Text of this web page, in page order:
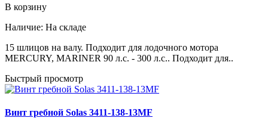
В корзину
Наличие: На складе
15 шлицов на валу. Подходит для лодочного мотора
MERCURY, MARINER 90 л.с. - 300 л.с.. Подходит для..
Быстрый просмотр
Винт гребной Solas 3411-138-13MF